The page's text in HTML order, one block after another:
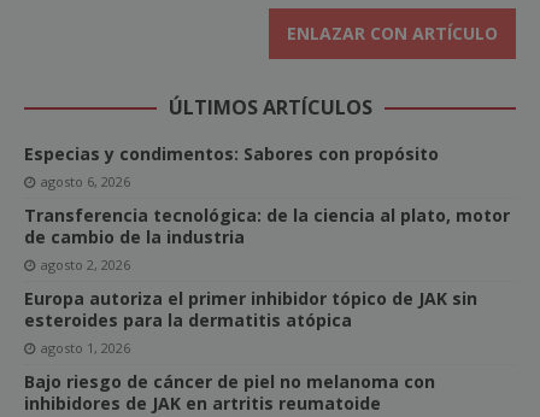
ENLAZAR CON ARTÍCULO
ÚLTIMOS ARTÍCULOS
Especias y condimentos: Sabores con propósito
agosto 6, 2026
Transferencia tecnológica: de la ciencia al plato, motor
de cambio de la industria
agosto 2, 2026
Europa autoriza el primer inhibidor tópico de JAK sin
esteroides para la dermatitis atópica
agosto 1, 2026
Bajo riesgo de cáncer de piel no melanoma con
inhibidores de JAK en artritis reumatoide